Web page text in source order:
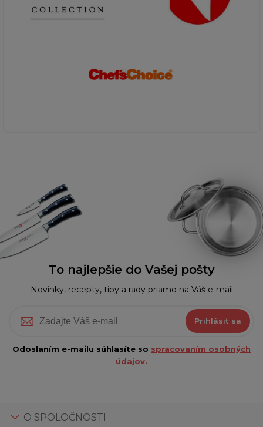
To najlepšie do Vašej pošty
Novinky, recepty, tipy a rady priamo na Váš e-mail
Prihlásiť sa
Odoslaním e-mailu súhlasíte so spracovaním osobných
údajov.
O SPOLOČNOSTI